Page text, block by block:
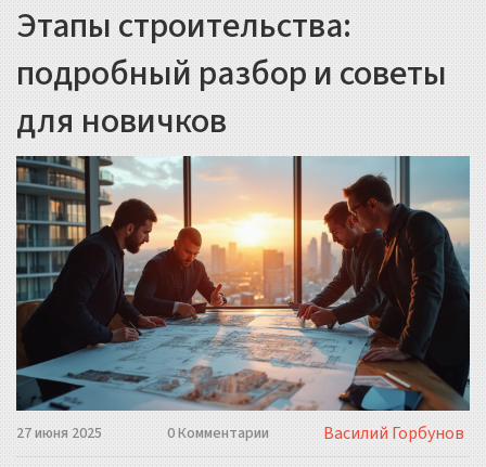
Этапы строительства:
подробный разбор и советы
для новичков
27 июня 2025 0 Комментарии
Василий Горбунов